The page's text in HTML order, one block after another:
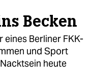
Becken
Berliner FKK-
und Sport
heute